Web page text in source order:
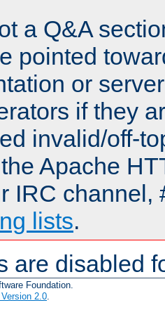
a Q&A
pointed
or
if they
invalid/off-
Apache
IRC channel,
lists.
are disabled
Foundation.
2.0.